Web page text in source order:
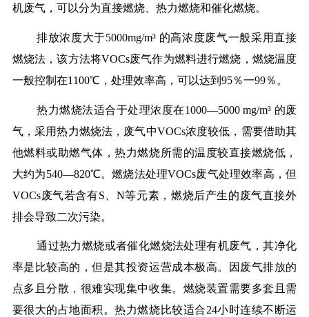
机废气，可以分为直接燃烧、热力燃烧和催化燃烧。
排放浓度大于5000mg/m³ 的高浓度废气一般采用直接
燃烧法，该方法将VOCs废气作为燃料进行燃烧，燃烧温度
一般控制在1100℃，处理效率高，可以达到95％一99％。
热力燃烧法适合于处理浓度在1000—5000 mg/m³ 的废
气，采用热力燃烧法，废气中VOCs浓度较低，需要借助其
他燃料或助燃气体，热力燃烧所需的温度较直接燃烧低，
大约为540—820℃。燃烧法处理VOCs废气处理效率高，但
VOCs废气若含有S、N等元素，燃烧后产生的废气直接外
排会导致二次污染。
通过热力燃烧或者催化燃烧法处理有机废气，其净化
率是比较高的，但是其投资运营成本极高。因废气排放的
点多且分散，很难实现集中收集。燃烧装置需要多套且需
要很大的占地面积。热力燃烧比较适合24小时连续不断运